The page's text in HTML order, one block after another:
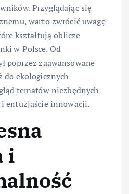
Przyglądając się
warto zwrócić uwagę
kształtują oblicze
w Polsce. Od
poprzez zaawansowane
do ekologicznych
tematów niezbędnych
entuzjaście innowacji.
i